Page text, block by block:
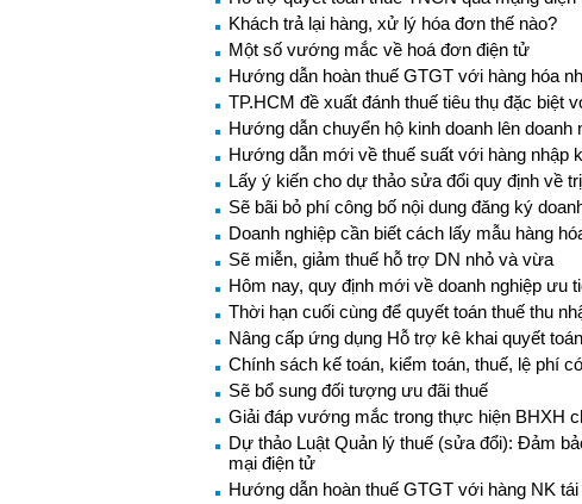
Khách trả lại hàng, xử lý hóa đơn thế nào?
Một số vướng mắc về hoá đơn điện tử
Hướng dẫn hoàn thuế GTGT với hàng hóa
TP.HCM đề xuất đánh thuế tiêu thụ đặc biệt
Hướng dẫn chuyển hộ kinh doanh lên doanh
Hướng dẫn mới về thuế suất với hàng nhập
Lấy ý kiến cho dự thảo sửa đổi quy định về
Sẽ bãi bỏ phí công bố nội dung đăng ký
Doanh nghiệp cần biết cách lấy mẫu hàng
Sẽ miễn, giảm thuế hỗ trợ DN nhỏ và vừa
Hôm nay, quy định mới về doanh nghiệp ưu
Thời hạn cuối cùng để quyết toán thuế thu
Nâng cấp ứng dụng Hỗ trợ kê khai quyết
Chính sách kế toán, kiểm toán, thuế, lệ phí
Sẽ bổ sung đối tượng ưu đãi thuế
Giải đáp vướng mắc trong thực hiện BHXH
Dự thảo Luật Quản lý thuế (sửa đổi): Đảm
mại điện tử
Hướng dẫn hoàn thuế GTGT với hàng NK